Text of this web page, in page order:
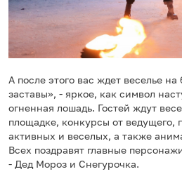
А после этого вас ждет веселье
заставы», - яркое, как символ
огненная лошадь. Гостей ждут
площадке, конкурсы от ведущего,
активных и веселых, а также
Всех поздравят главные
- Дед Мороз и Снегурочка.